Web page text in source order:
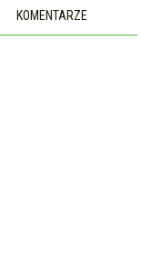
KOMENTARZE